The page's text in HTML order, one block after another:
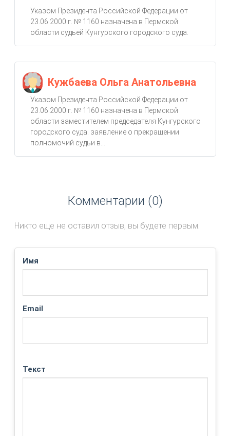
Указом Президента Российской Федерации от
23.06.2000 г. № 1160 назначена в Пермской
области судьей Кунгурского городского суда.
Кужбаева Ольга Анатольевна
Указом Президента Российской Федерации от
23.06.2000 г. № 1160 назначена в Пермской
области заместителем председателя Кунгурского
городского суда. заявление о прекращении
полномочий судьи в...
Комментарии (0)
Никто еще не оставил отзыв, вы будете первым.
Имя
Email
Текст